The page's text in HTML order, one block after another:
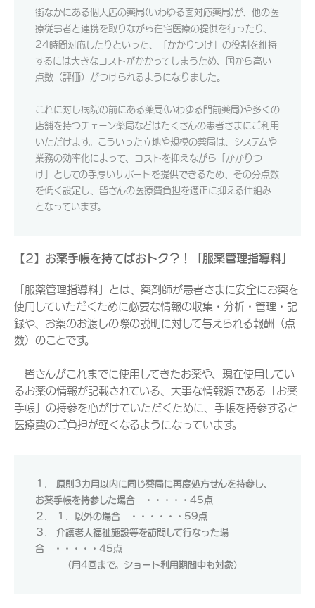
街なかにある個人店の薬局(いわゆる面対応薬局)が、他の医
療従事者と連携を取りながら在宅医療の提供を行ったり、
24時間対応したりといった、「かかりつけ」の役割を維持
するには大きなコストがかかってしまうため、国から高い
点数（評価）がつけられるようになりました。
これに対し病院の前にある薬局(いわゆる門前薬局)や多くの
店舗を持つチェーン薬局などはたくさんの患者さまにご利用
いただけます。こういった立地や規模の薬局は、システムや
業務の効率化によって、コストを抑えながら「かかりつ
け」としての手厚いサポートを提供できるため、その分点数
を低く設定し、皆さんの医療費負担を適正に抑える仕組み
となっています。
【2】お薬手帳を持てばおトク？！「服薬管理指導料」
「服薬管理指導料」とは、薬剤師が患者さまに安全にお薬を
使用していただくために必要な情報の収集・分析・管理・記
録や、お薬のお渡しの際の説明に対して与えられる報酬（点
数）のことです。
皆さんがこれまでに使用してきたお薬や、現在使用してい
るお薬の情報が記載されている、大事な情報源である「お薬
手帳」の持参を心がけていただくために、手帳を持参すると
医療費のご負担が軽くなるようになっています。
１． 原則3カ月以内に同じ薬局に再度処方せんを持参し、
お薬手帳を持参した場合 ・・・・・45点
２． １．以外の場合 ・・・・・・59点
３． 介護老人福祉施設等を訪問して行なった場
合
・・・・・45点
（月4回まで。ショート利用期間中も対象）